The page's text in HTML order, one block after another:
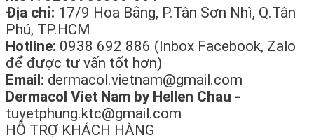
Địa chỉ: 17/9 Hoa Bằng, P.Tân Sơn Nhì, Q.Tân
Phú, TP.HCM
Hotline: 0938 692 886 (Inbox Facebook, Zalo
để được tư vấn tốt hơn)
Email: dermacol.vietnam@gmail.com
Dermacol Viet Nam by Hellen Chau -
tuyetphung.ktc@gmail.com
HỖ TRỢ KHÁCH HÀNG